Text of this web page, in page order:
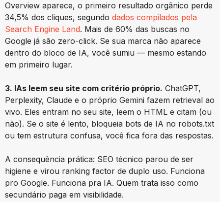
Overview aparece, o primeiro resultado orgânico perde
34,5% dos cliques, segundo dados compilados pela
Search Engine Land. Mais de 60% das buscas no
Google já são zero-click. Se sua marca não aparece
dentro do bloco de IA, você sumiu — mesmo estando
em primeiro lugar.
3. IAs leem seu site com critério próprio. ChatGPT,
Perplexity, Claude e o próprio Gemini fazem retrieval ao
vivo. Eles entram no seu site, leem o HTML e citam (ou
não). Se o site é lento, bloqueia bots de IA no robots.txt
ou tem estrutura confusa, você fica fora das respostas.
A consequência prática: SEO técnico parou de ser
higiene e virou ranking factor de duplo uso. Funciona
pro Google. Funciona pra IA. Quem trata isso como
secundário paga em visibilidade.